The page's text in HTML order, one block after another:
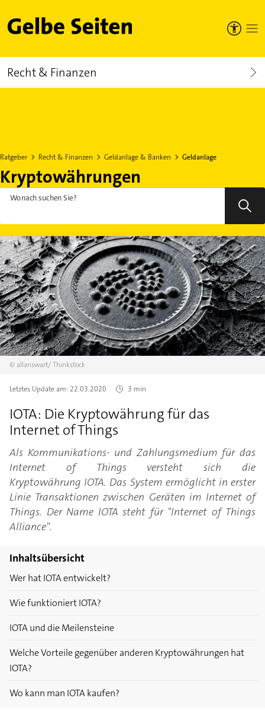
Gelbe Seiten
Recht & Finanzen
Ratgeber Recht & Finanzen Geldanlage & Banken Geldanlage
Kryptowährungen
Wonach suchen Sie?
©allanswart/Thinkstock
Letztes Update am:22.03.2020 3 min
IOTA: Die Kryptowährung für das
Internet of Things
Als Kommunikations- und Zahlungsmedium für das
Internet of Things versteht sich die
Kryptowährung IOTA. Das System ermöglicht in erster
Linie Transaktionen zwischen Geräten im Internet of
Things. Der Name IOTA steht für "Internet of Things
Alliance".
Inhaltsübersicht
Wer hat IOTA entwickelt?
Wie funktioniert IOTA?
IOTA und die Meilensteine
Welche Vorteile gegenüber anderen Kryptowährungen hat
IOTA?
Wo kann man IOTA kaufen?